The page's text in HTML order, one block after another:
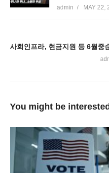
admin MAY 22,
You might be